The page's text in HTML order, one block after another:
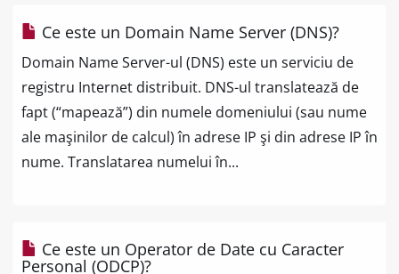
Ce este un Domain Name Server (DNS)?
Domain Name Server-ul (DNS) este un serviciu de
registru Internet distribuit. DNS-ul translatează de
fapt (“mapează”) din numele domeniului (sau nume
ale maşinilor de calcul) în adrese IP şi din adrese IP în
nume. Translatarea numelui în...
Ce este un Operator de Date cu Caracter
Personal (ODCP)?